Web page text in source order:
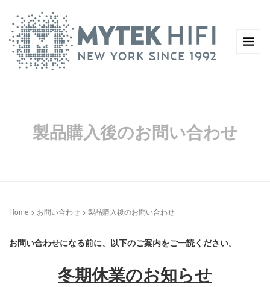
製品購入後のお問い合わせ
Home > お問い合わせ > 製品購入後のお問い合わせ
お問い合わせになる前に、以下のご案内をご一読ください。
冬期休業のお知らせ